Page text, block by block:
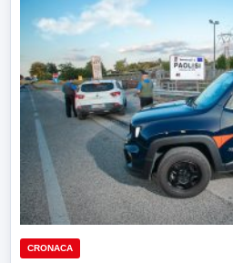
CRONACA